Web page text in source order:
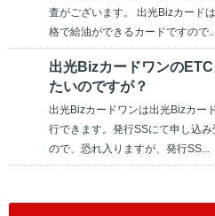
査がございます。 出光Bizカード
格で給油ができるカードですので...
出光Bizカードワンの
たいのですが？
出光Bizカードワンは出光Bizカー
行できます。発行SSにて申し込
ので、恐れ入りますが、発行SS...